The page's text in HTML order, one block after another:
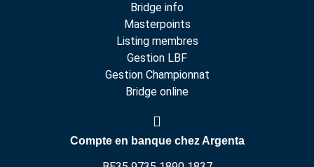
Bridge info
Masterpoints
Listing membres
Gestion LBF
Gestion Championnat
Bridge online
Compte en banque chez Argenta